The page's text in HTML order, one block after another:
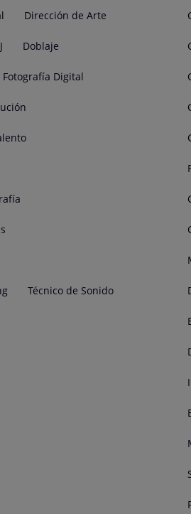
Dirección de Arte
Doblaje
Fotografía Digital
Técnico de Sonido